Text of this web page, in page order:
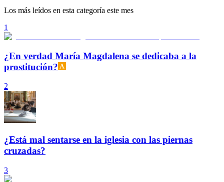
Los más leídos en esta categoría este mes
1
¿En verdad María Magdalena se dedicaba a la
prostitución?
2
¿Está mal sentarse en la iglesia con las piernas
cruzadas?
3